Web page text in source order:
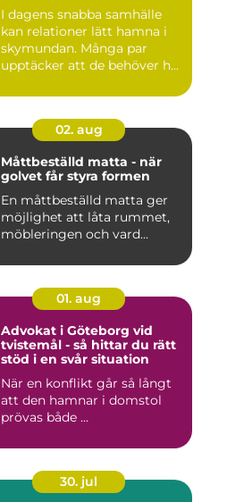
I dagens snabba samhälle
kan relationer lätt hamna i
skymundan. Många par
upptäcker att de behöver h...
02. aug
Måttbeställd matta - när
golvet får styra formen
En måttbeställd matta ger
möjlighet att låta rummet,
möbleringen och vard...
01. aug
Advokat i Göteborg vid
tvistemål - så hittar du rätt
stöd i en svår situation
När en konflikt går så långt
att den hamnar i domstol
prövas både ...
30. jul